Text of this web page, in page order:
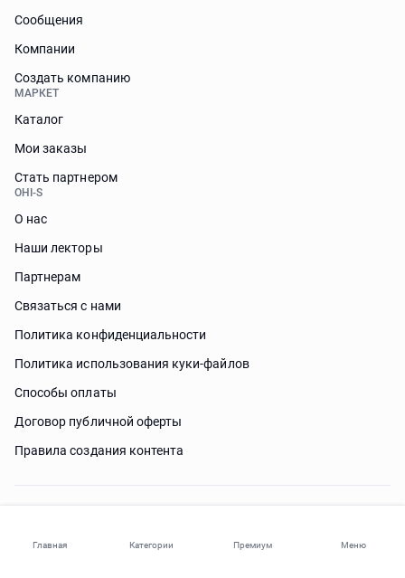
Главная Категории Премиум Меню
Сообщения
Компании
Создать компанию
МАРКЕТ
Каталог
Мои заказы
Стать партнером
OHI-S
О нас
Наши лекторы
Партнерам
Связаться с нами
Политика конфиденциальности
Политика использования куки-файлов
Способы оплаты
Договор публичной оферты
Правила создания контента
Нужна помощь?